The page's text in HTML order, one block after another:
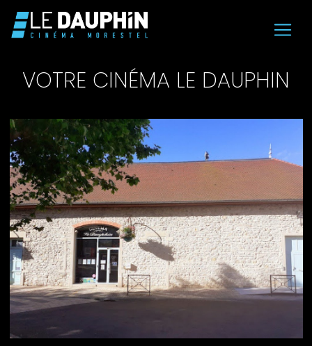
VOTRE CINÉMA LE DAUPHIN